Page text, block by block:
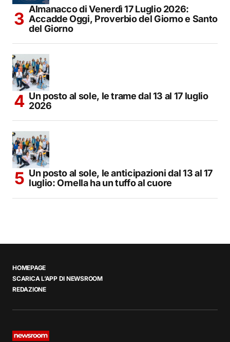
Almanacco di Venerdì 17 Luglio 2026:
Accadde Oggi, Proverbio del Giorno e Santo
del Giorno
Un posto al sole, le trame dal 13 al 17 luglio
2026
Un posto al sole, le anticipazioni dal 13 al 17
luglio: Ornella ha un tuffo al cuore
HOMEPAGE
SCARICA L’APP DI NEWSROOM
REDAZIONE